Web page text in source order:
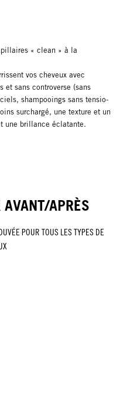
« clean » à la
vos cheveux avec
et sans controverse (sans
shampooings sans tensio-
surchargé, une texture et un
une brillance éclatante.
AVANT/APRÈS
POUR TOUS LES TYPES DE